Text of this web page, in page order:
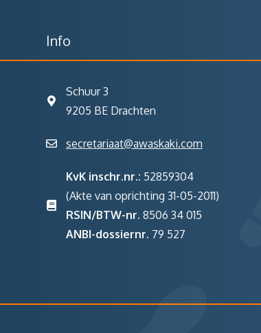
Info
Schuur 3
9205 BE Drachten
secretariaat@awaskaki.com
KvK inschr.nr.: 52859304
(Akte van oprichting 31-05-2011)
RSIN/BTW-nr. 8506 34 015
ANBI-dossiernr. 79 527